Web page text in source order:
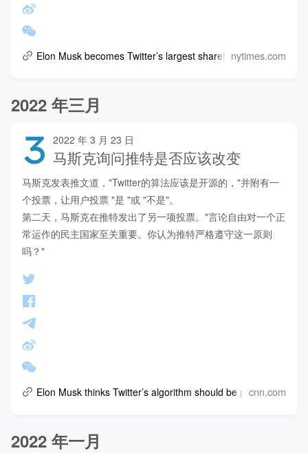
Elon Musk becomes Twitter’s largest shareholder.nytimes.com
2022 年三月
3 2022 年 3 月 23 日
马斯克询问推特是否应该改变
马斯克发表推文道，"Twitter的算法应该是开源的，"并附有一
个投票，让用户投票 "是 "或 "不是"。
第二天，马斯克在推特发出了另一项投票。"言论自由对一个正
常运作的民主国家至关重要。你认为推特严格遵守这一原则
吗？"
Elon Musk thinks Twitter’s algorithm should be public. Here’s
cnn.com
2022 年一月